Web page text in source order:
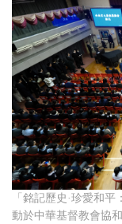
「銘記歷史·珍愛和
動於中華基督教會協